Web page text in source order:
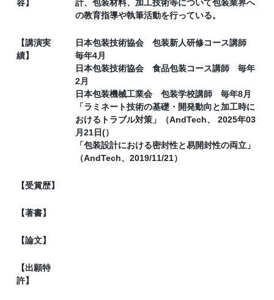
容】
計、包装材料、加工技術等について包装業界へ
の教育指導や執筆活動を行っている。
【講演実
績】
日本包装技術協会 包装新人研修コース講師
毎年4月
日本包装技術協会 食品包装コース講師 毎年
2月
日本包装機械工業会 包装学校講師 毎年8月
「ラミネート技術の基礎・開発動向と加工時に
おけるトラブル対策」（AndTech、 2025年03
月21日(）
「包装設計における密封性と易開封性の両立」
（AndTech、2019/11/21）
【受賞歴】
【著書】
【論文】
【出願特
許】